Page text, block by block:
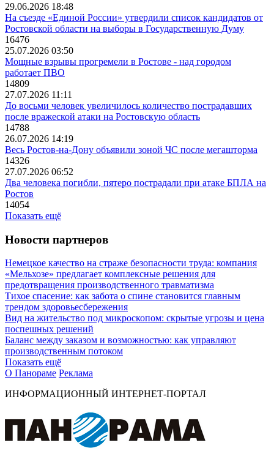
29.06.2026 18:48
На съезде «Единой России» утвердили список кандидатов от
Ростовской области на выборы в Государственную Думу
16476
25.07.2026 03:50
Мощные взрывы прогремели в Ростове - над городом
работает ПВО
14809
27.07.2026 11:11
До восьми человек увеличилось количество пострадавших
после вражеской атаки на Ростовскую область
14788
26.07.2026 14:19
Весь Ростов-на-Дону объявили зоной ЧС после мегашторма
14326
27.07.2026 06:52
Два человека погибли, пятеро пострадали при атаке БПЛА на
Ростов
14054
Показать ещё
Новости партнеров
Немецкое качество на страже безопасности труда: компания
«Мельхозе» предлагает комплексные решения для
предотвращения производственного травматизма
Тихое спасение: как забота о спине становится главным
трендом здоровьесбережения
Вид на жительство под микроскопом: скрытые угрозы и цена
поспешных решений
Баланс между заказом и возможностью: как управляют
производственным потоком
Показать ещё
О Панораме Реклама
ИНФОРМАЦИОННЫЙ ИНТЕРНЕТ-ПОРТАЛ